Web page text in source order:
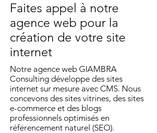
Faites appel à notre
agence web pour la
création de votre site
internet
Notre agence web GIAMBRA
Consulting développe des sites
internet sur mesure avec CMS. Nous
concevons des sites vitrines, des sites
e-commerce et des blogs
professionnels optimisés en
référencement naturel (SEO).